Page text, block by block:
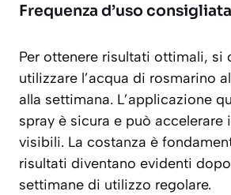
Frequenza d’uso consigliata
Per ottenere risultati ottimali, si
utilizzare l’acqua di rosmarino
alla settimana. L’applicazione
spray è sicura e può accelerare
visibili. La costanza è
risultati diventano evidenti
settimane di utilizzo regolare.